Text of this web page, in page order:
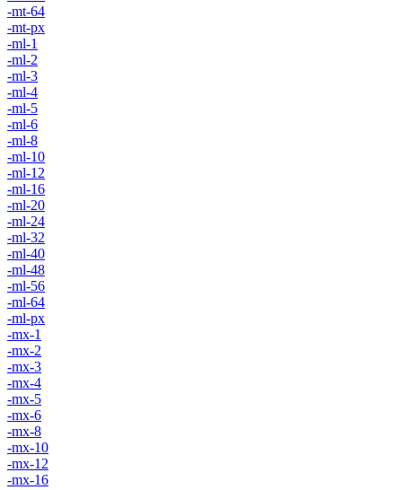
-mt-64
-mt-px
-ml-1
-ml-2
-ml-3
-ml-4
-ml-5
-ml-6
-ml-8
-ml-10
-ml-12
-ml-16
-ml-20
-ml-24
-ml-32
-ml-40
-ml-48
-ml-56
-ml-64
-ml-px
-mx-1
-mx-2
-mx-3
-mx-4
-mx-5
-mx-6
-mx-8
-mx-10
-mx-12
-mx-16